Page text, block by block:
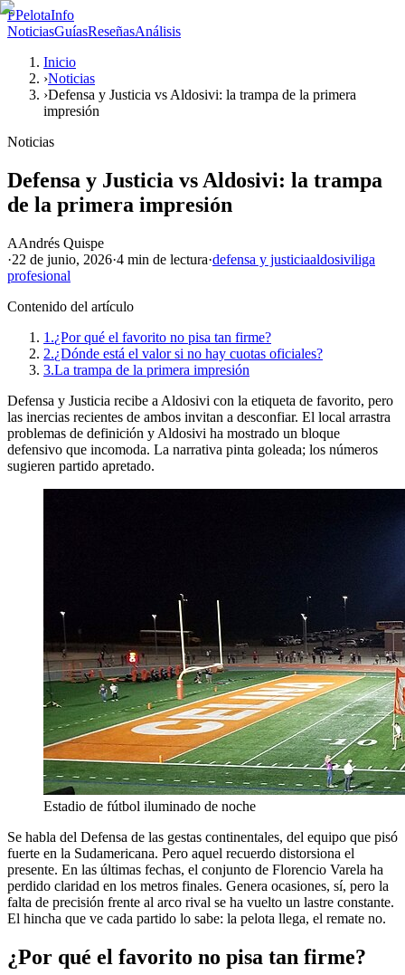
PPelotaInfo
NoticiasGuíasReseñasAnálisis
Inicio
›Noticias
›Defensa y Justicia vs Aldosivi: la trampa de la primera
impresión
Noticias
Defensa y Justicia vs Aldosivi: la trampa
de la primera impresión
AAndrés Quispe
·22 de junio, 2026·4 min de lectura·defensa y justiciaaldosiviliga
profesional
Contenido del artículo
1.¿Por qué el favorito no pisa tan firme?
2.¿Dónde está el valor si no hay cuotas oficiales?
3.La trampa de la primera impresión
Defensa y Justicia recibe a Aldosivi con la etiqueta de favorito, pero
las inercias recientes de ambos invitan a desconfiar. El local arrastra
problemas de definición y Aldosivi ha mostrado un bloque
defensivo que incomoda. La narrativa pinta goleada; los números
sugieren partido apretado.
Estadio de fútbol iluminado de noche
Se habla del Defensa de las gestas continentales, del equipo que pisó
fuerte en la Sudamericana. Pero aquel recuerdo distorsiona el
presente. En las últimas fechas, el conjunto de Florencio Varela ha
perdido claridad en los metros finales. Genera ocasiones, sí, pero la
falta de precisión frente al arco rival se ha vuelto un lastre constante.
El hincha que ve cada partido lo sabe: la pelota llega, el remate no.
¿Por qué el favorito no pisa tan firme?